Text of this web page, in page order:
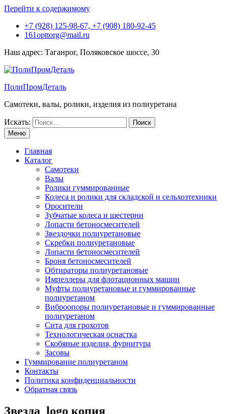
Перейти к содержимому
+7 (928) 125-98-67, +7 (908) 180-92-45
161opttorg@mail.ru
Наш адрес: Таганрог, Поляковское шоссе, 30
ПолиПромДеталь
Самотеки, валы, ролики, изделия из полиуретана
Искать:
Меню
Главная
Каталог
Самотеки
Валы
Ролики гуммированные
Колеса и ролики для складской и сельхозтехники
Оросители
Зубчатые колеса и шестерни
Лопасти бетоносмесителей
Звездочки полиуретановые
Скребки полиуретановые
Лопасти бетоносмесителей
Броня бетоносмесителей
Обтираторы полиуретановые
Импеллеры для флотационных машин
Муфты полиуретановые и гуммированные
полиуретаном
Виброопоры полиуретановые и гуммированные
полиуретаном
Сита для грохотов
Технологическая оснастка
Скобяные изделия, фурнитура
Засовы
Гуммирование полиуретаном
Контакты
Политика конфиденциальности
Обратная связь
Звезда_logo копия